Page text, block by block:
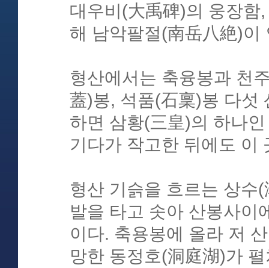
대우비(大禹碑)의 웅장함
해 남악팔절(南岳八絶)이
형산에서는 축융봉과 천
蓋)봉, 석품(石稟)봉 다섯
하면 삼황(三皇)의 하나
기다가 작고한 뒤에도 이
형산 기슭을 흐르는 상수
발을 타고 솟아 산봉사이
이다. 축용봉에 올라 저
망한 동정호(洞庭湖)가